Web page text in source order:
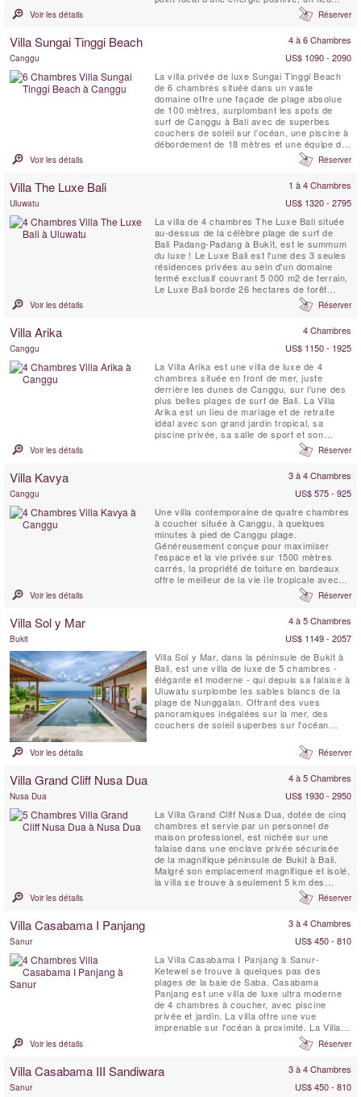
d'une beauté exceptionnelle qui est entouré
par la mer et la jungle tropicale vierge, une
Voir les détails Réserver
Villa Sungai Tinggi Beach 4 à 6 Chambres
Canggu
US$ 1090 - 2090
La villa privée de luxe Sungai Tinggi Beach
de 6 chambres située dans un vaste
domaine offre une façade de plage absolue
de 100 mètres, surplombant les spots de
surf de Canggu à Bali avec de superbes
couchers de soleil sur l'océan, une piscine à
débordement de 18 mètres et une équipe de
personnel professionnel pour choyer les
clients de la villa. Les propriétés comme la
Sungai Tinggi Beach Villa peut également
Voir les détails Réserver
Villa The Luxe Bali 1 à 4 Chambres
Uluwatu
US$ 1320 - 2795
La villa de 4 chambres The Luxe Bali située
au-dessus de la célèbre plage de surf de
Bali Padang-Padang à Bukit, est le summum
du luxe ! Le Luxe Bali est l'une des 3 seules
résidences privées au sein d'un domaine
fermé exclusif couvrant 5 000 m2 de terrain,
Le Luxe Bali borde 26 hectares de forêt
vierge. Perchée sur l'un des meilleurs
emplacements au sommet d'une falaise de
spot de surf et les plages en contrebas, le
Voir les détails Réserver
Villa Arika 4 Chambres
Canggu
US$ 1150 - 1925
La Villa Arika est une villa de luxe de 4
chambres située en front de mer, juste
derrière les dunes de Canggu, sur l'une des
plus belles plages de surf de Bali. La Villa
Arika est un lieu de mariage et de retraite
idéal avec son grand jardin tropical, sa
piscine privée, sa salle de sport et son
personnel à plein temps. Cette villa de luxe
sur la plage offre une vue sur le Bukit de Bali
rizières en terrasses et une série de ...
Voir les détails Réserver
Villa Kavya 3 à 4 Chambres
Canggu
US$ 575 - 925
Une villa contemporaine de quatre chambres
à coucher située à Canggu, à quelques
minutes à pied de Canggu plage.
Généreusement conçue pour maximiser
l'espace et la vie privée sur 1500 mètres
carrés, la propriété de toiture en bardeaux
offre le meilleur de la vie île tropicale avec
Voir les détails Réserver
Villa Sol y Mar 4 à 5 Chambres
Bukit
US$ 1149 - 2057
Villa Sol y Mar, dans la péninsule de Bukit à
Bali, est une villa de luxe de 5 chambres -
élégante et moderne - qui depuis sa falaise à
Uluwatu surplombe les sables blancs de la
plage de Nunggalan. Offrant des vues
panoramiques inégalées sur la mer, des
couchers de soleil superbes sur l'océan
y Mar offre un sejour confortable et luxueux
Voir les détails Réserver
Villa Grand Cliff Nusa Dua 4 à 5 Chambres
Nusa Dua
US$ 1930 - 2950
La Villa Grand Cliff Nusa Dua, dotée de cinq
chambres et servie par un personnel de
maison professionel, est nichée sur une
falaise dans une enclave privée sécurisée
de la magnifique péninsule de Bukit à Bali.
Malgré son emplacement magnifique et isolé,
la villa se trouve à seulement 5 km des
commerces, des restaurants, du golf et des
activités nautiques de Nusa Dua, qui sont
voiture et au chauffeur gratuits de la villa.
Voir les détails Réserver
Villa Casabama I Panjang 3 à 4 Chambres
Sanur
US$ 450 - 810
La Villa Casabama I Panjang à Sanur-
Ketewel se trouve à quelques pas des
plages de la baie de Saba. Casabama
Panjang est une villa de luxe ultra moderne
de 4 chambres à coucher, avec piscine
privée et jardin. La villa offre une vue
imprenable sur l'océan à proximité. La Villa
Casabama I Panjang est située dans
l'enceinte de Casabama Villas, qui comprend
personnel complet.
Voir les détails Réserver
Villa Casabama III Sandiwara 3 à 4 Chambres
Sanur
US$ 450 - 810